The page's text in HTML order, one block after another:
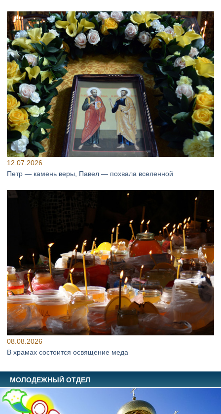
12.07.2026
Петр — камень веры, Павел — похвала вселенной
08.08.2026
В храмах состоится освящение меда
МОЛОДЕЖНЫЙ ОТДЕЛ